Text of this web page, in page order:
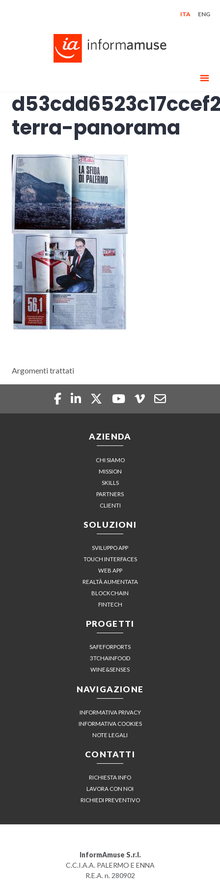
ITA ENG
terra-panorama
Argomenti trattati
AZIENDA
CHI SIAMO
MISSION
SKILLS
PARTNERS
CLIENTI
SOLUZIONI
SVILUPPO APP
TOUCH INTERFACES
WEB APP
REALTÀ AUMENTATA
BLOCKCHAIN
FINTECH
PROGETTI
SAFEFORPORTS
3TCHAINFOOD
WINE&SENSES
NAVIGAZIONE
INFORMATIVA PRIVACY
INFORMATIVA COOKIES
NOTE LEGALI
CONTATTI
RICHIESTA INFO
LAVORA CON NOI
RICHIEDI PREVENTIVO
InformAmuse S.r.l.
C.C.I.A.A. PALERMO E ENNA
R.E.A. n. 280902